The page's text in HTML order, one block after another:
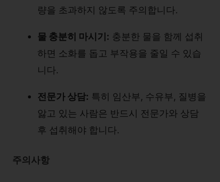
량을 초과하지 않도록 주의합니다.
물 충분히 마시기: 충분한 물을 함께 섭취
하면 소화를 돕고 부작용을 줄일 수 있습
니다.
전문가 상담: 특히 임산부, 수유부, 질병을
앓고 있는 사람은 반드시 전문가와 상담
후 섭취해야 합니다.
주의사항